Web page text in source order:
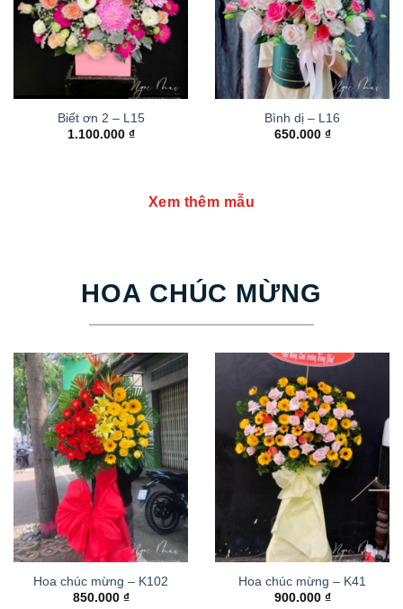
Biết ơn 2 – L15
1.100.000 ₫
Bình dị – L16
650.000 ₫
Xem thêm mẫu
HOA CHÚC MỪNG
Hoa chúc mừng – K102
850.000 ₫
Hoa chúc mừng – K41
900.000 ₫